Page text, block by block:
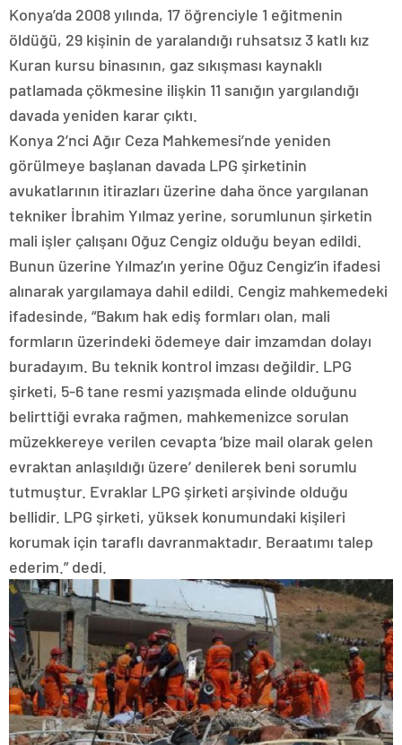
Konya’da 2008 yılında, 17 öğrenciyle 1 eğitmenin
öldüğü, 29 kişinin de yaralandığı ruhsatsız 3 katlı kız
Kuran kursu binasının, gaz sıkışması kaynaklı
patlamada çökmesine ilişkin 11 sanığın yargılandığı
davada yeniden karar çıktı.
Konya 2’nci Ağır Ceza Mahkemesi’nde yeniden
görülmeye başlanan davada LPG şirketinin
avukatlarının itirazları üzerine daha önce yargılanan
tekniker İbrahim Yılmaz yerine, sorumlunun şirketin
mali işler çalışanı Oğuz Cengiz olduğu beyan edildi.
Bunun üzerine Yılmaz’ın yerine Oğuz Cengiz’in ifadesi
alınarak yargılamaya dahil edildi. Cengiz mahkemedeki
ifadesinde, “Bakım hak ediş formları olan, mali
formların üzerindeki ödemeye dair imzamdan dolayı
buradayım. Bu teknik kontrol imzası değildir. LPG
şirketi, 5-6 tane resmi yazışmada elinde olduğunu
belirttiği evraka rağmen, mahkemenizce sorulan
müzekkereye verilen cevapta ‘bize mail olarak gelen
evraktan anlaşıldığı üzere’ denilerek beni sorumlu
tutmuştur. Evraklar LPG şirketi arşivinde olduğu
bellidir. LPG şirketi, yüksek konumundaki kişileri
korumak için taraflı davranmaktadır. Beraatımı talep
ederim.” dedi.